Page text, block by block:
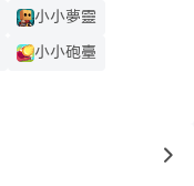
小小夢靈
小小砲臺
to